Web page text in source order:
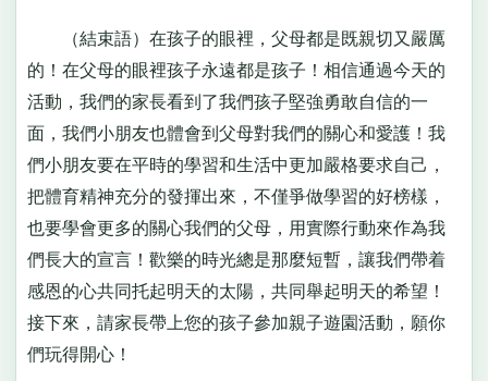
（結束語）在孩子的眼裡，父母都是既親切又嚴厲
的！在父母的眼裡孩子永遠都是孩子！相信通過今天的
活動，我們的家長看到了我們孩子堅強勇敢自信的一
面，我們小朋友也體會到父母對我們的關心和愛護！我
們小朋友要在平時的學習和生活中更加嚴格要求自己，
把體育精神充分的發揮出來，不僅爭做學習的好榜樣，
也要學會更多的關心我們的父母，用實際行動來作為我
們長大的宣言！歡樂的時光總是那麼短暫，讓我們帶着
感恩的心共同托起明天的太陽，共同舉起明天的希望！
接下來，請家長帶上您的孩子參加親子遊園活動，願你
們玩得開心！